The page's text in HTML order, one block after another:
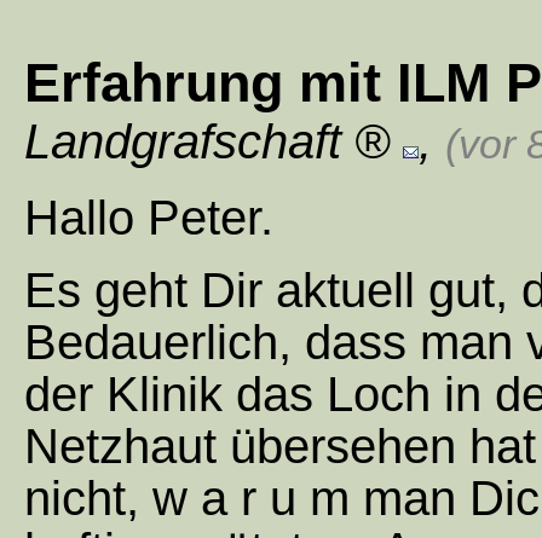
Erfahrung mit ILM
Landgrafschaft , (vor
Hallo Peter.
Es geht Dir aktuell gut,
Bedauerlich, dass man
der Klinik das Loch in
Netzhaut übersehen
nicht, w a r u m man